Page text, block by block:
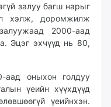
залуу багш нарыг
хэлж, доромжилж
2000-аад
Эцэг эхчүүд нь 80,
аад оныхон голдуу
үеийн хүүхдүүд
үеийнхэн.